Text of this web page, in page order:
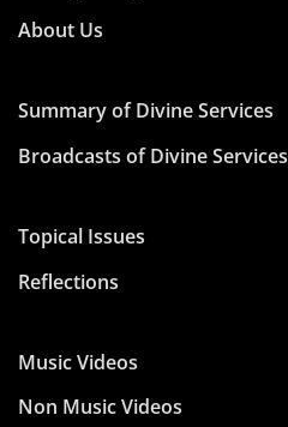
About Us
Summary of Divine Services
Broadcasts of Divine Services
Topical Issues
Reflections
Music Videos
Non Music Videos